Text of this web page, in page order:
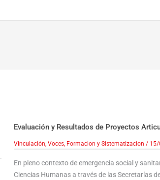
Evaluación y Resultados de Proyectos
Vinculación, Voces, Formacion y Sistematizacion /
En pleno contexto de emergencia social y
Ciencias Humanas a través de las Secretarías